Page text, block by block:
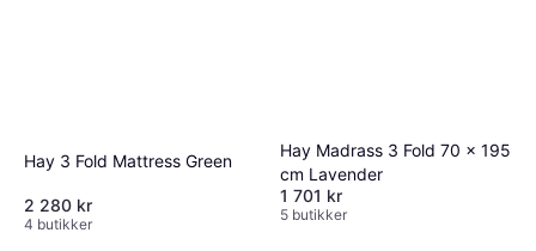
Hay 3 Fold Mattress Green
2 280 kr
4 butikker
Hay Madrass 3 Fold 70 x 195
cm Lavender
1 701 kr
5 butikker